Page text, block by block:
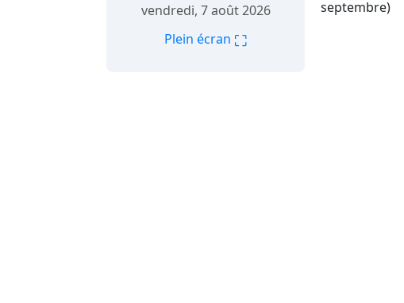
vendredi, 7 août 2026
Plein écran ⛶
septembre)